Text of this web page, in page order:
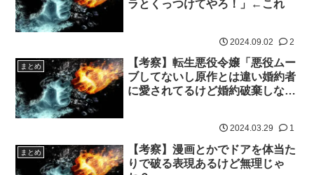
ラとくっつけてやろ！」←これ
2024.09.02 2
まとめ
【考察】転生悪役令嬢「悪役ムー
ブしてないし原作とは違い婚約者
に愛されてるけど婚約破棄しない
2024.03.29 1
まとめ
【考察】漫画とかでドアを体当た
りで破る表現あるけど無理じゃ